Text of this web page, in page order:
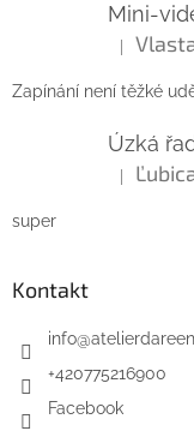
Mini-
Zapínání není těžké
Úzká
super
Kontakt
info@
+420775216900
Facebook